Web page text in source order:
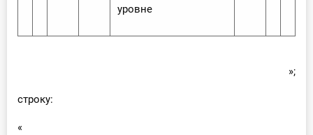
уровне
»;
строку:
«